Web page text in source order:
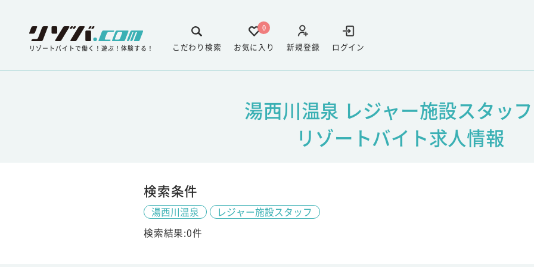
リゾートバイトで働く！遊ぶ！体験する！ ログイン
新規登録
0
お気に入り
こだわり検索
湯西川温泉 レジャー施設スタッ
リゾートバイト求人情報
検索条件
湯西川温泉
レジャー施設スタッフ
検索結果:0件